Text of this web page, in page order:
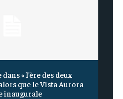
« l’ère des deux
que le Vista Aurora
inaugurale